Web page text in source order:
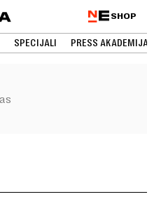
SHOP
SPECIJALI PRESS AKADEMIJA